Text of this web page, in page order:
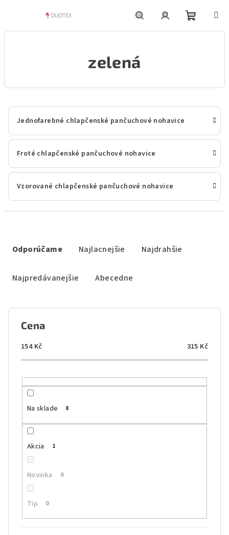
HľadaťPrihlásenie
zelená
Jednofarebné chlapčenské pančuchové nohavice
Froté chlapčenské pančuchové nohavice
Vzorované chlapčenské pančuchové nohavice
Odporúčame Najlacnejšie Najdrahšie
Najpredávanejšie Abecedne
Cena
154Kč 315 Kč
Na sklade 8
Akcia 1
Novinka 0
Tip 0